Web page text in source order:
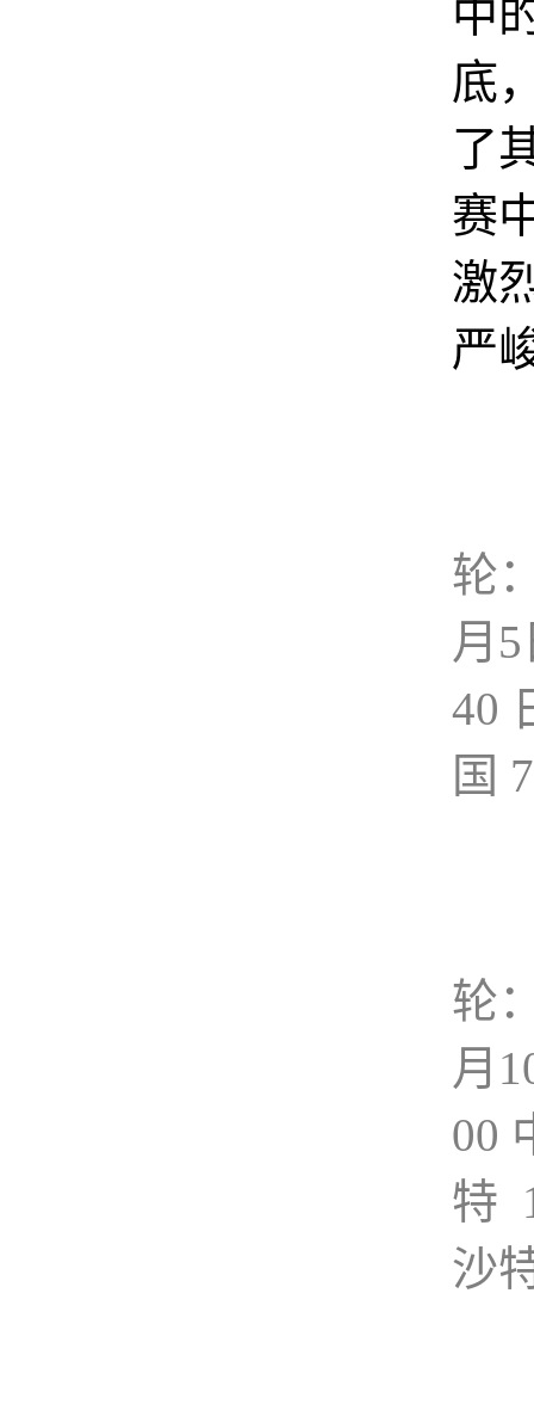
中
底
了
赛
激
严
轮
月
40
国
轮
月
00
特
沙